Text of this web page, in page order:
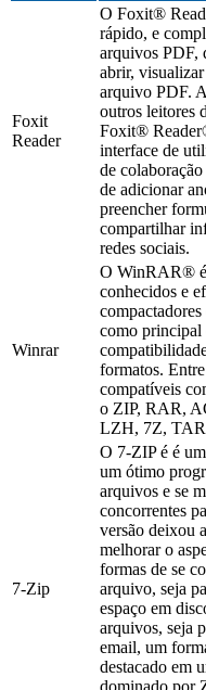
Foxit
Reader
O Foxit®
rápido, e
arquivos PDF,
abrir,
arquivo PDF.
outros leitores
Foxit®
interface de
de
de adicionar
preencher
compartilhar
redes sociais.
Winrar
O WinRAR®
conhecidos e
como principal
formatos.
compatíveis
o ZIP, RAR,
LZH, 7Z, TAR
7-Zip
O 7-ZIP é é
um ótimo
arquivos e se
concorrentes
versão deixou
melhorar o
formas de se
arquivo, seja
espaço em
arquivos, seja
email, um
destacado em
dominado por